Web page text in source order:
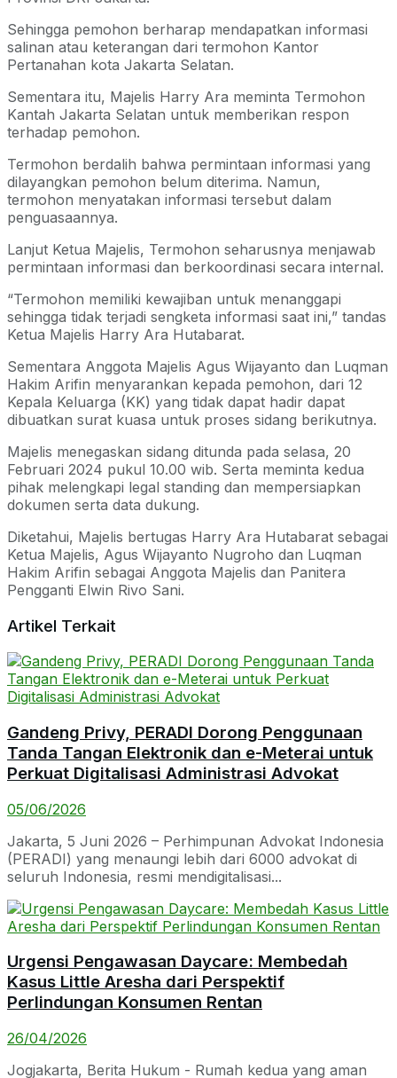
Sehingga pemohon berharap mendapatkan informasi
salinan atau keterangan dari termohon Kantor
Pertanahan kota Jakarta Selatan.
Sementara itu, Majelis Harry Ara meminta Termohon
Kantah Jakarta Selatan untuk memberikan respon
terhadap pemohon.
Termohon berdalih bahwa permintaan informasi yang
dilayangkan pemohon belum diterima. Namun,
termohon menyatakan informasi tersebut dalam
penguasaannya.
Lanjut Ketua Majelis, Termohon seharusnya menjawab
permintaan informasi dan berkoordinasi secara internal.
“Termohon memiliki kewajiban untuk menanggapi
sehingga tidak terjadi sengketa informasi saat ini,” tandas
Ketua Majelis Harry Ara Hutabarat.
Sementara Anggota Majelis Agus Wijayanto dan Luqman
Hakim Arifin menyarankan kepada pemohon, dari 12
Kepala Keluarga (KK) yang tidak dapat hadir dapat
dibuatkan surat kuasa untuk proses sidang berikutnya.
Majelis menegaskan sidang ditunda pada selasa, 20
Februari 2024 pukul 10.00 wib. Serta meminta kedua
pihak melengkapi legal standing dan mempersiapkan
dokumen serta data dukung.
Diketahui, Majelis bertugas Harry Ara Hutabarat sebagai
Ketua Majelis, Agus Wijayanto Nugroho dan Luqman
Hakim Arifin sebagai Anggota Majelis dan Panitera
Pengganti Elwin Rivo Sani.
Artikel Terkait
Gandeng Privy, PERADI Dorong Penggunaan
Tanda Tangan Elektronik dan e-Meterai untuk
Perkuat Digitalisasi Administrasi Advokat
05/06/2026
Jakarta, 5 Juni 2026 – Perhimpunan Advokat Indonesia
(PERADI) yang menaungi lebih dari 6000 advokat di
seluruh Indonesia, resmi mendigitalisasi...
Urgensi Pengawasan Daycare: Membedah
Kasus Little Aresha dari Perspektif
Perlindungan Konsumen Rentan
26/04/2026
Jogjakarta, Berita Hukum - Rumah kedua yang aman